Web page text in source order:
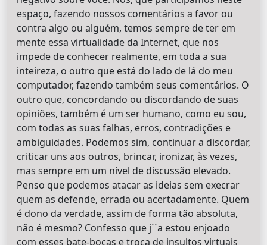
espaço, fazendo nossos comentários a favor ou
contra algo ou alguém, temos sempre de ter em
mente essa virtualidade da Internet, que nos
impede de conhecer realmente, em toda a sua
inteireza, o outro que está do lado de lá do meu
computador, fazendo também seus comentários. O
outro que, concordando ou discordando de suas
opiniões, também é um ser humano, como eu sou,
com todas as suas falhas, erros, contradições e
ambiguidades. Podemos sim, continuar a discordar,
criticar uns aos outros, brincar, ironizar, às vezes,
mas sempre em um nível de discussão elevado.
Penso que podemos atacar as ideias sem execrar
quem as defende, errada ou acertadamente. Quem
é dono da verdade, assim de forma tão absoluta,
não é mesmo? Confesso que j´´a estou enjoado
com esses bate-bocas e troca de insultos virtuais